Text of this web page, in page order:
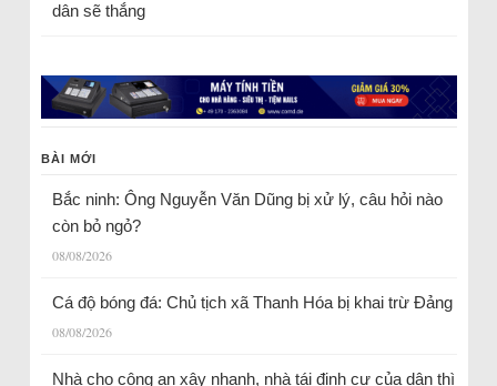
dân sẽ thắng
BÀI MỚI
Bắc ninh: Ông Nguyễn Văn Dũng bị xử lý, câu hỏi nào
còn bỏ ngỏ?
08/08/2026
Cá độ bóng đá: Chủ tịch xã Thanh Hóa bị khai trừ Đảng
08/08/2026
Nhà cho công an xây nhanh, nhà tái định cư của dân thì